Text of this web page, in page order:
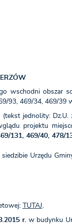
wschodni obszar
93, 469/34, 469/39
jednolity: Dz.U.
projektu
131, 469/40, 478/
Urzędu
TUTAJ.
r. w budynku